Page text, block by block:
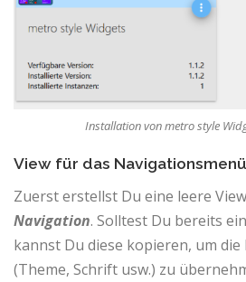
Installation von metro style
View für das
Zuerst erstellst Du eine leere
Navigation. Solltest Du bereits
kannst Du diese kopieren, um die
(Theme, Schrift usw.) zu